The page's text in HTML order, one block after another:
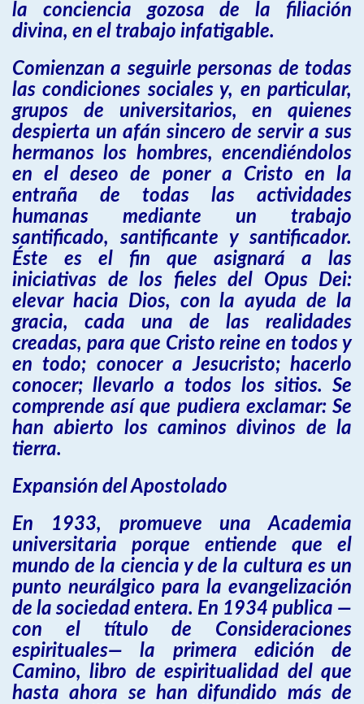
la conciencia gozosa de la filiación
divina, en el trabajo infatigable.
Comienzan a seguirle personas de todas
las condiciones sociales y, en particular,
grupos de universitarios, en quienes
despierta un afán sincero de servir a sus
hermanos los hombres, encendiéndolos
en el deseo de poner a Cristo en la
entraña de todas las actividades
humanas mediante un trabajo
santificado, santificante y santificador.
Éste es el fin que asignará a las
iniciativas de los fieles del Opus Dei:
elevar hacia Dios, con la ayuda de la
gracia, cada una de las realidades
creadas, para que Cristo reine en todos y
en todo; conocer a Jesucristo; hacerlo
conocer; llevarlo a todos los sitios. Se
comprende así que pudiera exclamar: Se
han abierto los caminos divinos de la
tierra.
Expansión del Apostolado
En 1933, promueve una Academia
universitaria porque entiende que el
mundo de la ciencia y de la cultura es un
punto neurálgico para la evangelización
de la sociedad entera. En 1934 publica —
con el título de Consideraciones
espirituales— la primera edición de
Camino, libro de espiritualidad del que
hasta ahora se han difundido más de